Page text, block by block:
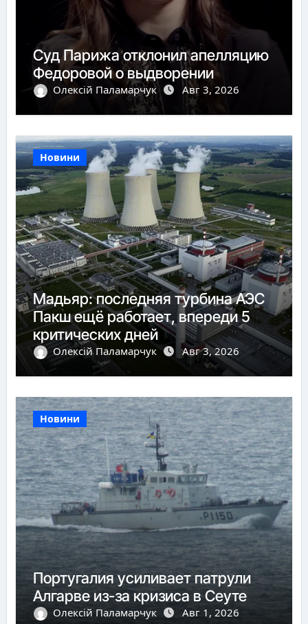
Суд Парижа отклонил апелляцию
Федоровой о выдворении
Олексій Паламарчук Авг 3, 2026
Новини
Мадьяр: последняя турбина АЭС
Пакш ещё работает, впереди 5
критических дней
Олексій Паламарчук Авг 3, 2026
Новини
Португалия усиливает патрули
Алгарве из-за кризиса в Сеуте
Олексій Паламарчук Авг 1, 2026